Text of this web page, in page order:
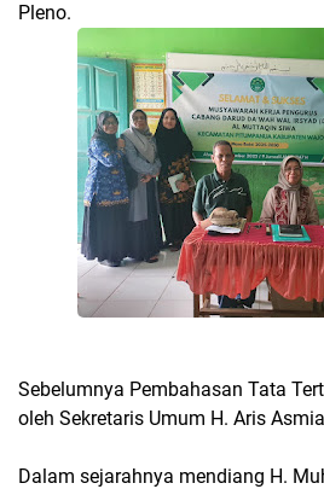
Pleno.
Sebelumnya Pembahasan Tata
oleh Sekretaris Umum H. Aris
Dalam sejarahnya mendiang H.